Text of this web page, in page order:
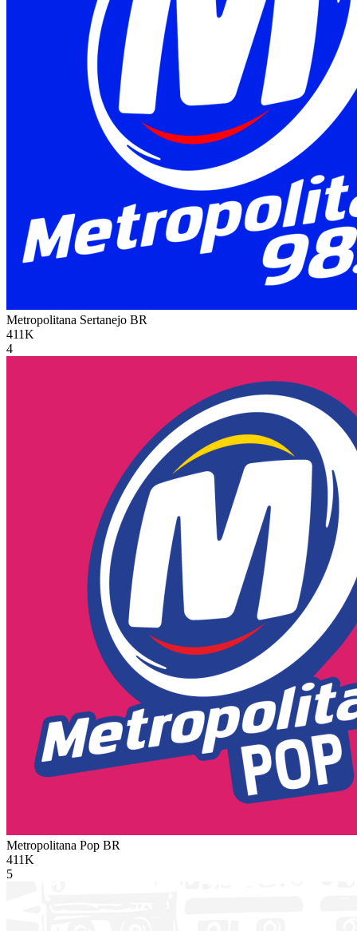
Metropolitana Sertanejo BR
411K
4
Metropolitana Pop BR
411K
5